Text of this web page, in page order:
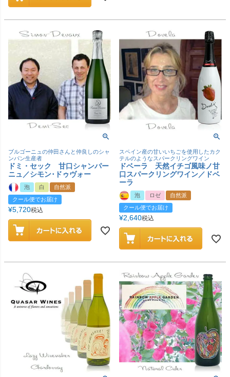
ブルゴーニュの仲田さんと仲良しのシャ
ンパン生産者
ドミ・セック 甘口シャンパー
ニュ／シモン･ドゥヴォー
泡 白
自然派
クール便でお届け
¥5,720税込
スペイン産の甘いいちごを使用したカク
テルのようなスパークリングワイン
ドベーラ 天然イチゴ風味ノ甘
口スパークリングワイン／ドベ
ーラ
泡 ロゼ
自然派
クール便でお届け
¥2,640税込